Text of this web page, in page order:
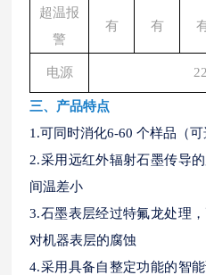
超温报
警
有 有
电源
三、产品特点
1.可同时消化6-60 个样品（可
2.采用远红外辐射石墨传导
间温差小
3.石墨表层经过特氟龙处理
对机器表层的腐蚀
4.采用具备自整定功能的智